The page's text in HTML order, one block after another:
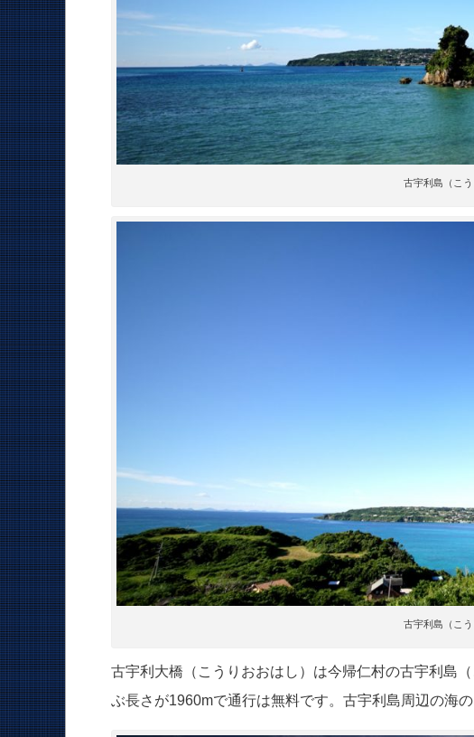
古宇利島（こう
古宇利島（こう
古宇利大橋（こうりおおはし）は今帰仁村の古宇利島
ぶ長さが1960mで通行は無料です。古宇利島周辺の海